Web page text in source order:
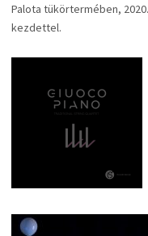
Palota tükörtermében,
kezdettel.